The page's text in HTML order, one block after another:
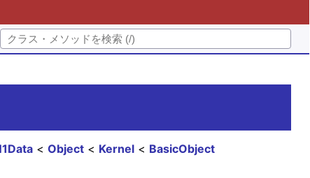
BasicObject
Kernel
Object